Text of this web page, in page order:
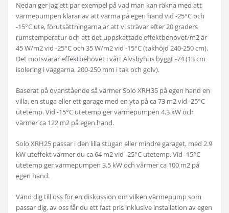
Nedan ger jag ett par exempel på vad man kan räkna med att
värmepumpen klarar av att värma på egen hand vid -25°C och
-15°C ute, förutsättningarna är att vi strävar efter 20 graders
rumstemperatur och att det uppskattade effektbehovet/m2 är
45 W/m2 vid -25°C och 35 W/m2 vid -15°C (takhöjd 240-250 cm).
Det motsvarar effektbehovet i vårt Älvsbyhus byggt -74 (13 cm
isolering i väggarna, 200-250 mm i tak och golv).
Baserat på ovanstående så värmer Solo XRH35 på egen hand en
villa, en stuga eller ett garage med en yta på ca 73 m2 vid -25°C
utetemp. Vid -15°C utetemp ger värmepumpen 4.3 kW och
värmer ca 122 m2 på egen hand.
Solo XRH25 passar i den lilla stugan eller mindre garaget, med 2.9
kW uteffekt värmer du ca 64 m2 vid -25°C utetemp. Vid -15°C
utetemp ger värmepumpen 3.5 kW och värmer ca 100 m2 på
egen hand.
Vänd dig till oss för en diskussion om vilken värmepump som
passar dig, av oss får du ett fast pris inklusive installation av egen